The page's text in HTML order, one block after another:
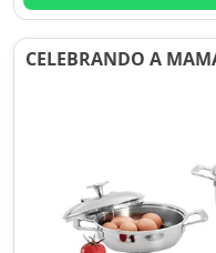
CELEBRANDO A